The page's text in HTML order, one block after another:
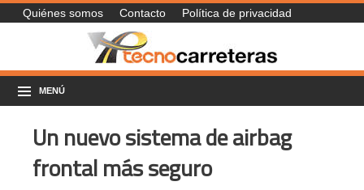
Quiénes somos Contacto Política de privacidad
MENÚ
Un nuevo sistema de airbag
frontal más seguro